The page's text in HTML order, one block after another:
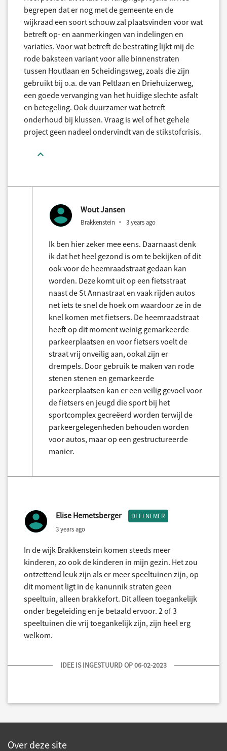
begrepen dat er nog met de gemeente en de
wijkraad een soort schouw zal plaatsvinden voor wat
betreft op- en aanmerkingen van indelingen en
variaties. Voor wat betreft de bestrating lijkt mij de
rode baksteen variant voor alle binnenstraten
tussen Houtlaan en Scheidingsweg, zoals die zijn
gebruikt bij o.a. de van Peltlaan en Driehuizerweg,
een goede vervanging van het huidige slechte asfalt
en betegeling. Ook duurzamer wat betreft
onderhoud bij klussen. Vraag is wel of het gehele
project geen nadeel ondervindt van de stikstofcrisis.
Wout Jansen
Brakkenstein 3 years ago
Ik ben hier zeker mee eens. Daarnaast denk
ik dat het heel gezond is om te bekijken of dit
ook voor de heemraadstraat gedaan kan
worden. Deze komt uit op een fietsstraat
naast de St Annastraat en vaak rijden autos
net iets te snel de hoek om waardoor ze in de
knel komen met fietsers. De heemraadstraat
heeft op dit moment weinig gemarkeerde
parkeerplaatsen en voor fietsers voelt de
straat vrij onveilig aan, ookal zijn er
drempels. Door gebruik te maken van rode
stenen stenen en gemarkeerde
parkeerplaatsen kan er een veilig gevoel voor
de fietsers en jeugd die sport bij het
sportcomplex gecreëerd worden terwijl de
parkeergelegenheden behouden worden
voor autos, maar op een gestructureerde
manier.
Elise Hemetsberger DEELNEMER
3 years ago
In de wijk Brakkenstein komen steeds meer
kinderen, zo ook de kinderen in mijn gezin. Het zou
ontzettend leuk zijn als er meer speeltuinen zijn, op
dit moment ligt in de kanunnik straten geen
speeltuin, alleen brakkefort. Dit alleen toegankelijk
onder begeleiding en je betaald ervoor. 2 of 3
speeltuinen die vrij toegankelijk zijn, zijn heel erg
welkom.
IDEE IS INGESTUURD OP 06-02-2023
Over deze site